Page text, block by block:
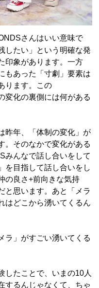
さんはいい意味で
したい」という明確な発
印象があります。一方
もあった「寸劇」要素は
ります。この
変化の裏側には何がある
昨年、「体制の変化」が
。そのなかで変化がある
みんなで話し合いをして
を目指して話し合いをし
の良さ+前向きな気持
と思います。あと「メラ
はどこから湧いてくるん
ラ」がすごい湧いてくる
したことで、いまの10人
するんじゃなくて、ちゃ